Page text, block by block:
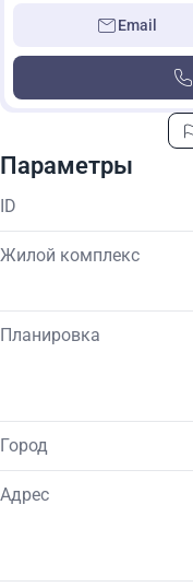
Email
Параметры
ID
Жилой комплекс
Планировка
Город
Адрес